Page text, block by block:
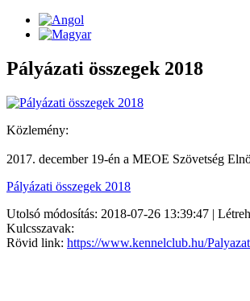
Pályázati összegek 2018
Közlemény:
2017. december 19-én a MEOE Szövetség
Pályázati összegek 2018
Utolsó módosítás: 2018-07-26 13:39:47 |
Kulcsszavak:
Rövid link: https://www.kennelclub.hu/